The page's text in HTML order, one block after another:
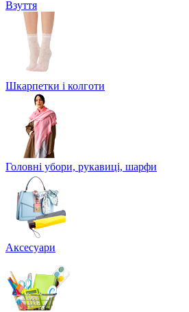
Взуття
Шкарпетки і колготи
Головні убори, рукавиці, шарфи
Аксесуари